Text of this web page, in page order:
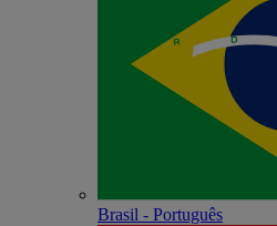
Brasil - Português